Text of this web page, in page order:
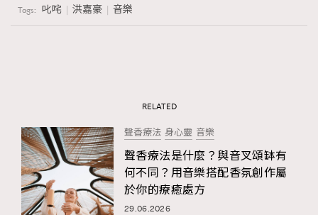
Tags: 叱咤 洪嘉豪 音樂
RELATED
聲香療法 身心靈 音樂
聲香療法是什麼？與音叉頌缽有
何不同？用音樂搭配香氛創作屬
於你的療癒處方
29.06.2026